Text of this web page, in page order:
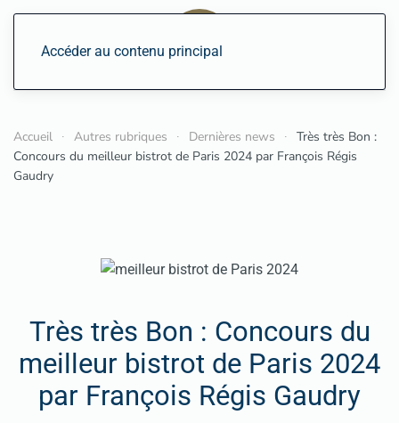
Accéder au contenu principal
Accueil Autres rubriques Dernières news
Très très Bon :
Concours du meilleur bistrot de Paris 2024 par François Régis
Gaudry
Très très Bon : Concours du
meilleur bistrot de Paris 2024
par François Régis Gaudry